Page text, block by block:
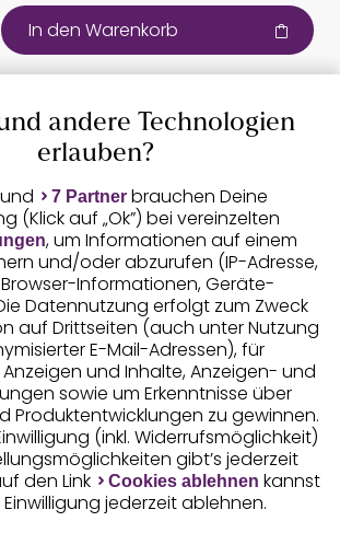
In den Warenkorb
andere Technologien
erlauben?
und 7 Partner brauchen Deine
(Klick auf „Ok”) bei vereinzelten
, um Informationen auf einem
und/oder abzurufen (IP-Adresse,
Browser-Informationen, Geräte-
Datennutzung erfolgt zum Zweck
auf Drittseiten (auch unter Nutzung
E-Mail-Adressen), für
und Inhalte, Anzeigen- und
sowie um Erkenntnisse über
Produktentwicklungen zu gewinnen.
(inkl. Widerrufsmöglichkeit)
gibt’s jederzeit
den Link Cookies ablehnen kannst
Einwilligung jederzeit ablehnen.